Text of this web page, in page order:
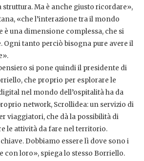
Ma è anche giusto ricordare»,
«che l’interazione tra il mondo
è una dimensione complessa, che si
Ogni tanto perciò bisogna pure avere il
si pone quindi il presidente di
che proprio per esplorare le
nel mondo dell’ospitalità ha da
network, Scrollidea: un servizio di
viaggiatori, che dà la possibilità di
le attività da fare nel territorio.
Dobbiamo essere lì dove sono i
con loro», spiega lo stesso Borriello.